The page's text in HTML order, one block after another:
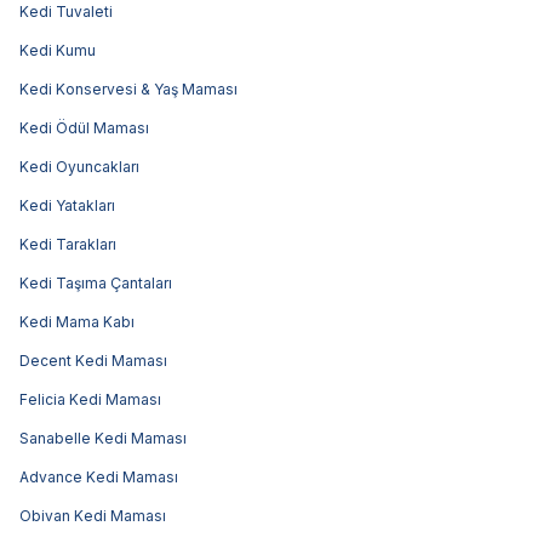
Kedi Tuvaleti
Kedi Kumu
Kedi Konservesi & Yaş Maması
Kedi Ödül Maması
Kedi Oyuncakları
Kedi Yatakları
Kedi Tarakları
Kedi Taşıma Çantaları
Kedi Mama Kabı
Decent Kedi Maması
Felicia Kedi Maması
Sanabelle Kedi Maması
Advance Kedi Maması
Obivan Kedi Maması